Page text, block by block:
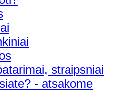
straipsniai
- atsakome